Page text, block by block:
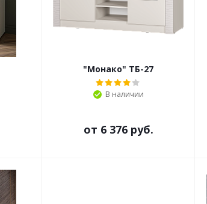
"Монако" ТБ-27
В наличии
от 6 376 руб.